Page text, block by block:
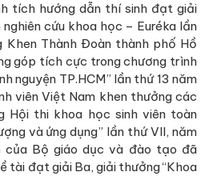
tích hướng dẫn thí sinh đạt giải
cứu khoa học – Euréka lần
Khen Thành Đoàn thành phố Hồ
góp tích cực trong chương trình
nguyện TP.HCM” lần thứ 13 năm
viên Việt Nam khen thưởng các
Hội thi khoa học sinh viên toàn
và ứng dụng” lần thứ VII, năm
của Bộ giáo dục và đào tạo đã
tài đạt giải Ba, giải thưởng “Khoa